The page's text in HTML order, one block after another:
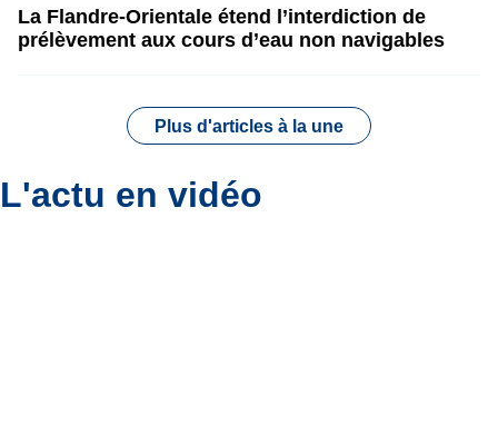
La Flandre-Orientale étend l’interdiction de
prélèvement aux cours d’eau non navigables
Plus d'articles à la une
L'actu en vidéo